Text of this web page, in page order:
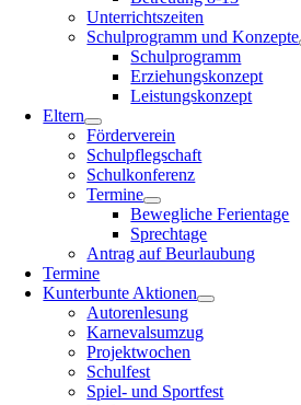
Unterrichtszeiten
Schulprogramm und Konzepte
Schulprogramm
Erziehungskonzept
Leistungskonzept
Eltern
Förderverein
Schulpflegschaft
Schulkonferenz
Termine
Bewegliche Ferientage
Sprechtage
Antrag auf Beurlaubung
Termine
Kunterbunte Aktionen
Autorenlesung
Karnevalsumzug
Projektwochen
Schulfest
Spiel- und Sportfest